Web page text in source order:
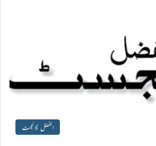
الفضل ڈائجسٹ